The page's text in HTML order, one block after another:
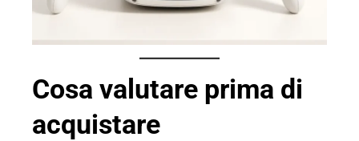
Cosa valutare prima di
acquistare